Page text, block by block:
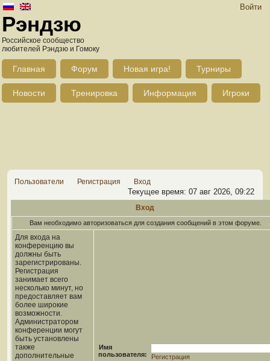
Войти
Рэндзю
Российское сообщество
любителей Рэндзю и Гомоку
Главная Форум Новая игра! Турниры
Новости Тренировка Информация Игроки
Пользователи Регистрация Вход
Текущее время: 07 авг 2026, 09:22
Вход
Вам необходимо авторизоваться для создания сообщений в этом форуме.
Для входа на
конференцию вы
должны быть
зарегистрированы.
Регистрация
занимает всего
несколько минут, но
предоставляет вам
более широкие
возможности.
Администратором
конференции могут
быть установлены
также
дополнительные
Имя
пользователя:
Регистрация